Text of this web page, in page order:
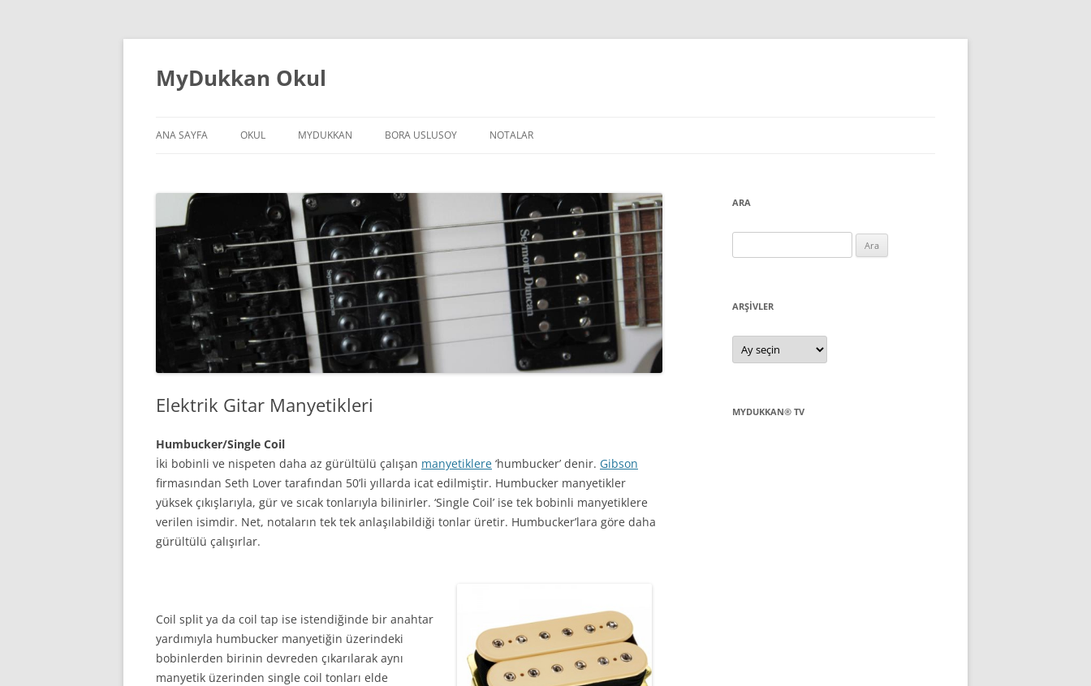
İçeriğe
MyDukkan Okul
ANA SAYFA OKUL MYDUKKAN BORA USLUSOY NOTALAR
Elektrik Gitar Manyetikleri
Humbucker/Single Coil
İki bobinli ve nispeten daha az gürültülü çalışan manyetiklere ‘humbucker’ denir. Gibson
firmasından Seth Lover tarafından 50’li yıllarda icat edilmiştir. Humbucker manyetikler
yüksek çıkışlarıyla, gür ve sıcak tonlarıyla bilinirler. ‘Single Coil’ ise tek bobinli manyetiklere
verilen isimdir. Net, notaların tek tek anlaşılabildiği tonlar üretir. Humbucker’lara göre daha
gürültülü çalışırlar.
Coil split ya da coil tap ise istendiğinde bir anahtar
yardımıyla humbucker manyetiğin üzerindeki
bobinlerden birinin devreden çıkarılarak aynı
manyetik üzerinden single coil tonları elde
ARA
ARŞIVLER
Arşivler
MYDUKKAN® TV